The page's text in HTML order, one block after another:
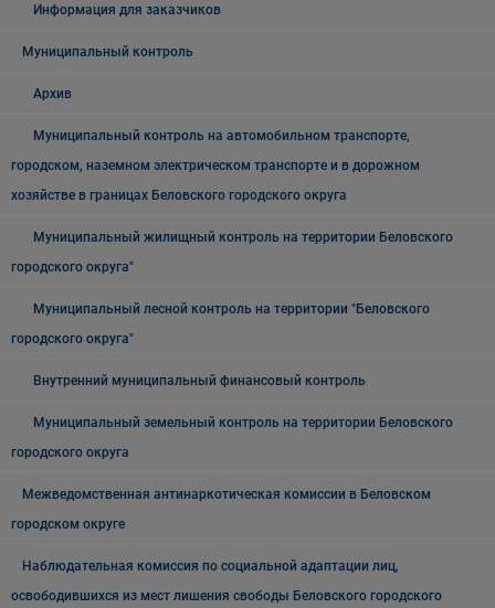
Информация для заказчиков
Муниципальный контроль
Архив
Муниципальный контроль на автомобильном транспорте,
городском, наземном электрическом транспорте и в дорожном
хозяйстве в границах Беловского городского округа
Муниципальный жилищный контроль на территории Беловского
городского округа"
Муниципальный лесной контроль на территории "Беловского
городского округа"
Внутренний муниципальный финансовый контроль
Муниципальный земельный контроль на территории Беловского
городского округа
Межведомственная антинаркотическая комиссии в Беловском
городском округе
Наблюдательная комиссия по социальной адаптации лиц,
освободившихся из мест лишения свободы Беловского городского